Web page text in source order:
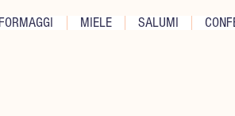
MIELE SALUMI